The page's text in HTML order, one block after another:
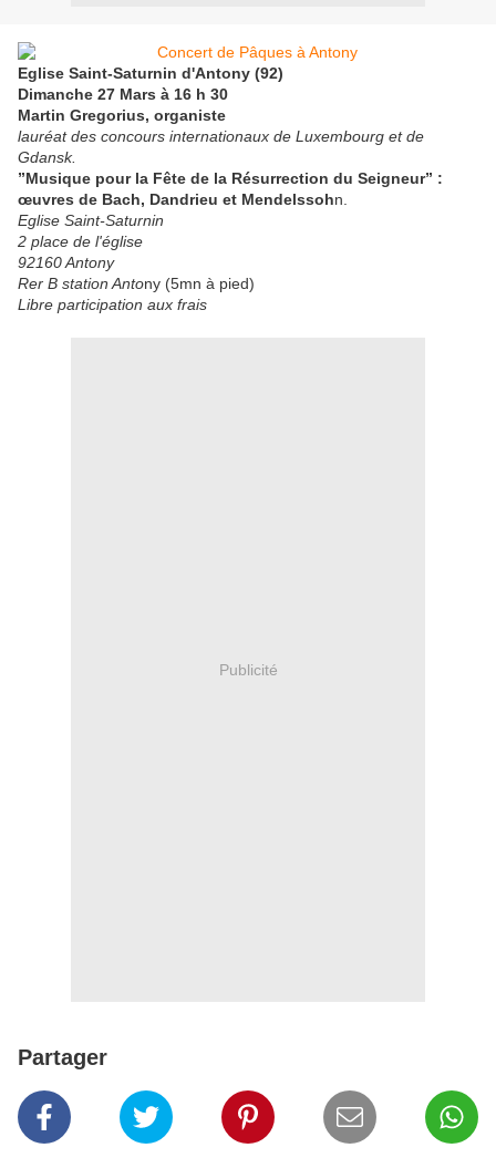
Eglise Saint-Saturnin d'Antony (92)
Dimanche 27 Mars à 16 h 30
Martin Gregorius, organiste
lauréat des concours internationaux de Luxembourg et de
Gdansk.
”Musique pour la Fête de la Résurrection du Seigneur” :
œuvres de Bach, Dandrieu et Mendelssohn.
Eglise Saint-Saturnin
2 place de l'église
92160 Antony
Rer B station Antony (5mn à pied)
Libre participation aux frais
Publicité
Partager